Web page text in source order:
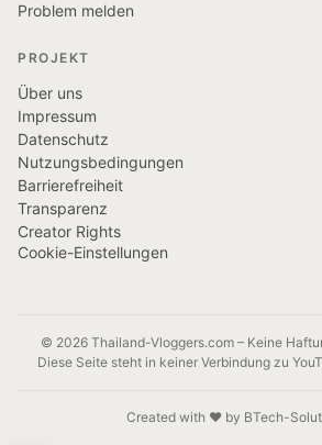
Problem melden
PROJEKT
Über uns
Impressum
Datenschutz
Nutzungsbedingungen
Barrierefreiheit
Transparenz
Creator Rights
Cookie-Einstellungen
© 2026 Thailand-Vloggers.com – Keine
Diese Seite steht in keiner Verbindung zu
Created with ❤️ by BTech-